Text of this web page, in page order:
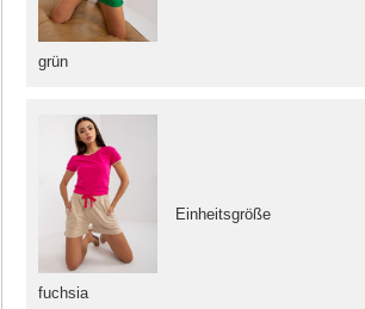
grün
fuchsia
Einheitsgröße